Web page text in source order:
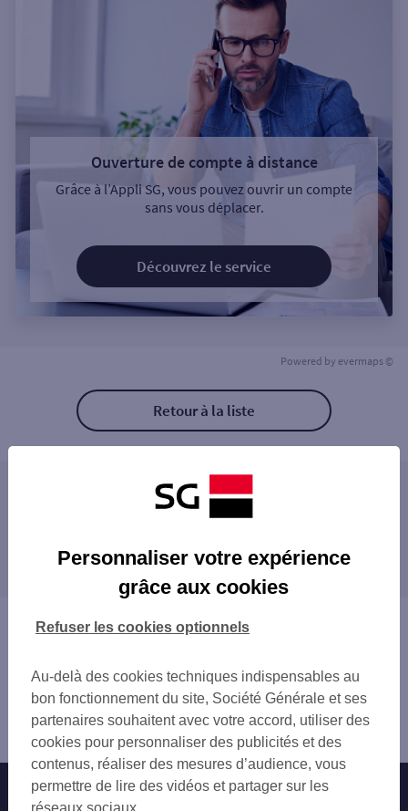
Ouverture de compte à distance
Grâce à l’Appli SG, vous pouvez ouvrir un compte
sans vous déplacer.
Découvrez le service
Powered by evermaps ©
Retour à la liste
Les distributeurs/automates à proximité
RENNES 13 RUE RALLIER DU BATY
RENNES PLACE FOCH
RENNES 14 PL SAINTE ANNE
RENNES 59 AV JEAN JANVIER
RENNES 175 RUE DE FOUGERES
RENNES CANAL STMARTIN
SAINT JACQUES DE LA LANDE
CESSON LA HUBLAIS
ST GREGOIRE 20 RUE ALPHONSE MILON
CHANTEPIE 53 RUE ANDRE BONNIN
CESSON SEVIGNE CCAL BEAUSOLEIL RUE
proximité
CESSON-SÉVIGNÉ
BETTON
BRUZ
Vous êtes ici : Accueil
Rennes
Distributeur/automate GL RENNES
Nos engagements Nous contacter
Personnaliser votre expérience
grâce aux cookies
Au-delà des cookies techniques indispensables au
bon fonctionnement du site, Société Générale et ses
partenaires souhaitent avec votre accord, utiliser des
cookies pour personnaliser des publicités et des
contenus, réaliser des mesures d’audience, vous
permettre de lire des vidéos et partager sur les
réseaux sociaux.
Refuser les cookies optionnels